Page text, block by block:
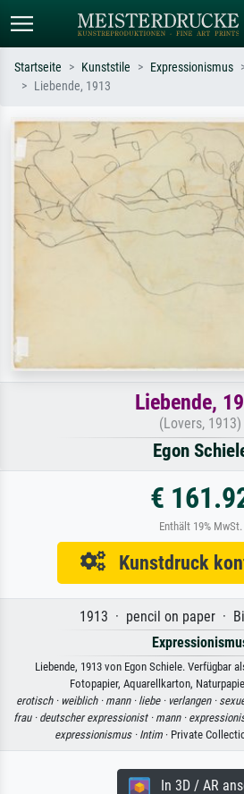
Suchen Sie nach Künstlern, Werktiteln
oder Stilen – z.B. Monet,
Sternennacht, Impressionismus, Welle
Hokusai, Akt.
Startseite Kunststile Expressionismus
Liebende, 1913
Liebende,
(Lovers, 1913)
Egon
€
Enthält 19% MwSt.
Kunstdruck
1913 · pencil on paper ·
Liebende, 1913 von Egon Schiele. Verfügbar
Fotopapier, Aquarellkarton,
erotisch · weiblich · mann · liebe · verlangen ·
frau · deutscher expressionist · mann ·
expressionismus · Intim · Private
In 3D / AR